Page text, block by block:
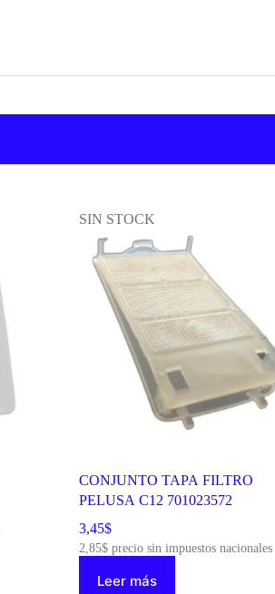
SIN STOCK
CONJUNTO TAPA FILTRO
PELUSA C12 701023572
3,45$
2,85$precio sin impuestos nacionales
Leer más